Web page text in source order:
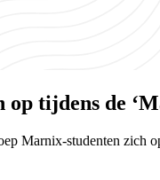
op tijdens de
Marnix-studenten